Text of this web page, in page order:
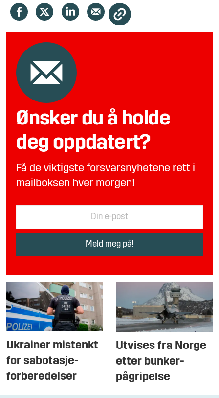
Ønsker du å holde
deg oppdatert?
Få de viktigste forsvarsnyhetene rett i
mailboksen hver morgen!
Ukrainer mistenkt
for sabotasje-
forberedelser
Utvises fra Norge
etter bunker-
pågripelse